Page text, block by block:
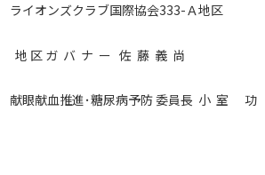
ライオンズクラブ国際協会333-Ａ地区
地 区 ガ バ ナ ー 佐 藤 義 尚
献眼献血推進･糖尿病予防 委員長 小 室 功